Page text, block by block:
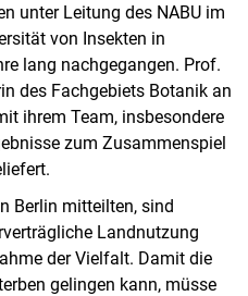
unter Leitung des NABU im
von Insekten in
lang nachgegangen. Prof.
des Fachgebiets Botanik an
ihrem Team, insbesondere
zum Zusammenspiel
Berlin mitteilten, sind
Landnutzung
der Vielfalt. Damit die
gelingen kann, müsse